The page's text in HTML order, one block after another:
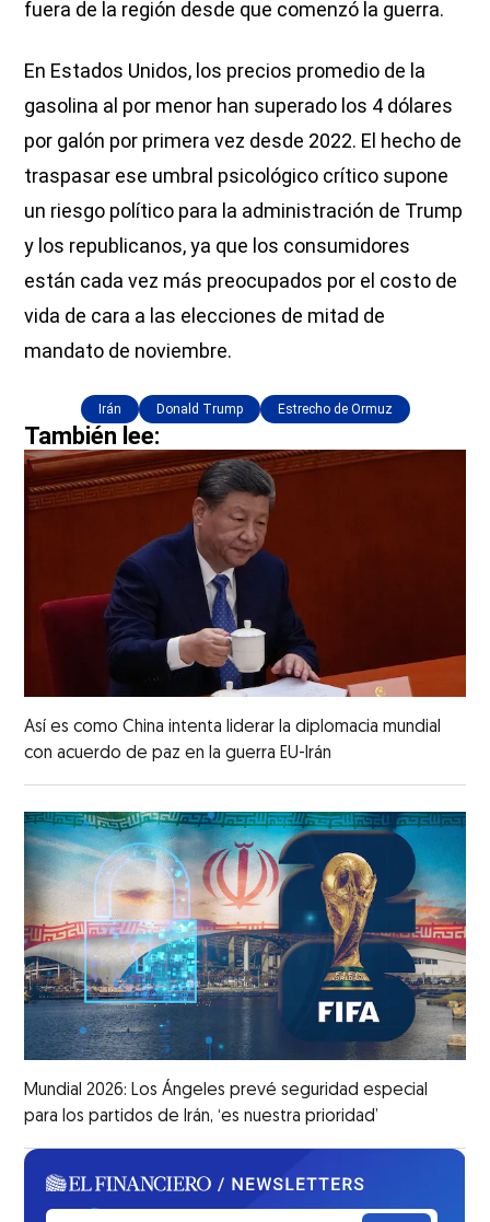
fuera de la región desde que comenzó la guerra.
En Estados Unidos, los precios promedio de la
gasolina al por menor han superado los 4 dólares
por galón por primera vez desde 2022. El hecho de
traspasar ese umbral psicológico crítico supone
un riesgo político para la administración de Trump
y los republicanos, ya que los consumidores
están cada vez más preocupados por el costo de
vida de cara a las elecciones de mitad de
mandato de noviembre.
Irán Donald Trump Estrecho de Ormuz
También lee:
Así es como China intenta liderar la diplomacia mundial
con acuerdo de paz en la guerra EU-Irán
Mundial 2026: Los Ángeles prevé seguridad especial
para los partidos de Irán, ‘es nuestra prioridad’